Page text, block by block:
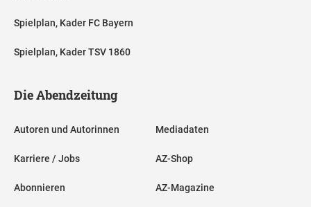
Spielplan, Kader FC Bayern
Spielplan, Kader TSV 1860
Die Abendzeitung
Autoren und Autorinnen
Karriere / Jobs
Abonnieren
Mediadaten
AZ-Shop
AZ-Magazine